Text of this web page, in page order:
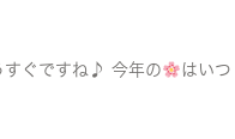
すぐですね♪ 今年の
はいつ